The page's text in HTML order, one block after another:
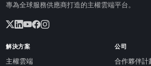
專為全球服務供應商打造的主權雲端平台。
解決方案
主權雲端
公司
合作夥伴計